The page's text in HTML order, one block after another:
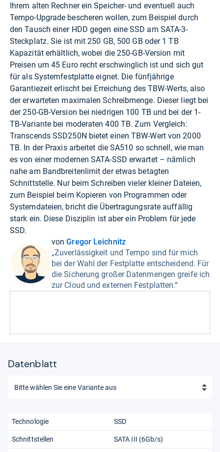
Ihrem alten Rechner ein Speicher- und eventuell auch
Tempo-Upgrade bescheren wollen, zum Beispiel durch
den Tausch einer HDD gegen eine SSD am SATA-3-
Steckplatz. Sie ist mit 250 GB, 500 GB oder 1 TB
Kapazität erhältlich, wobei die 250-GB-Version mit
Preisen um 45 Euro recht erschwinglich ist und sich gut
für als Systemfestplatte eignet. Die fünfjährige
Garantiezeit erlischt bei Erreichung des TBW-Werts, also
der erwarteten maximalen Schreibmenge. Dieser liegt bei
der 250-GB-Version bei niedrigen 100 TB und bei der 1-
TB-Variante bei moderaten 400 TB. Zum Vergleich:
Transcends SSD250N bietet einen TBW-Wert von 2000
TB. In der Praxis arbeitet die SA510 so schnell, wie man
es von einer modernen SATA-SSD erwartet – nämlich
nahe am Bandbreitenlimit der etwas betagten
Schnittstelle. Nur beim Schreiben vieler kleiner Dateien,
zum Beispiel beim Kopieren von Programmen oder
Systemdateien, bricht die Übertragungsrate auffällig
stark ein. Diese Disziplin ist aber ein Problem für jede
SSD.
vonGregor Leichnitz
„Zuverlässigkeit und Tempo sind für mich
bei der Wahl der Festplatte entscheidend. Für
die Sicherung großer Datenmengen greife ich
zur Cloud und externen Festplatten.“
Datenblatt
Technologie SSD
Schnittstellen SATA III (6Gb/s)